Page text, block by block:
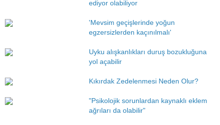
ediyor olabiliyor
'Mevsim geçişlerinde yoğun
egzersizlerden kaçınılmalı'
Uyku alışkanlıkları duruş bozukluğuna
yol açabilir
Kıkırdak Zedelenmesi Neden Olur?
"Psikolojik sorunlardan kaynaklı eklem
ağrıları da olabilir"